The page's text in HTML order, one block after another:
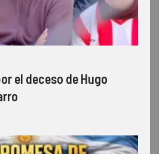
el deceso de Hugo